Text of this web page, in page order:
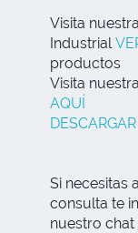
Visita
Industrial
productos
Visita
AQUÍ
Si necesitas
consulta te
nuestro